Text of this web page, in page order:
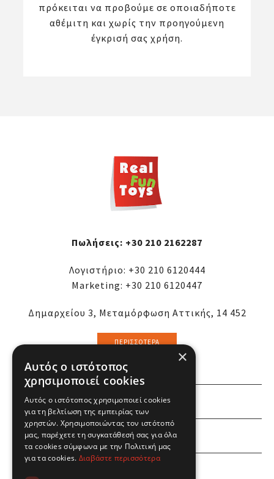
πρόκειται να προβούμε σε οποιαδήποτε
αθέμιτη και χωρίς την προηγούμενη
έγκρισή σας χρήση.
Πωλήσεις: +30 210 2162287
Λογιστήριο: +30 210 6120444
Marketing: +30 210 6120447
Δημαρχείου 3, Μεταμόρφωση Αττικής, 14 452
ΠΕΡΙΣΣΌΤΕΡΑ
ΕΜΕΙΣ
ΕΣΕΙΣ
×
Αυτός ο ιστότοπος
χρησιμοποιεί cookies
Αυτός ο ιστότοπος χρησιμοποιεί cookies
για τη βελτίωση της εμπειρίας των
χρηστών. Χρησιμοποιώντας τον ιστότοπό
μας, παρέχετε τη συγκατάθεσή σας για όλα
τα cookies σύμφωνα με την Πολιτική μας
για τα cookies. Διαβάστε περισσότερα